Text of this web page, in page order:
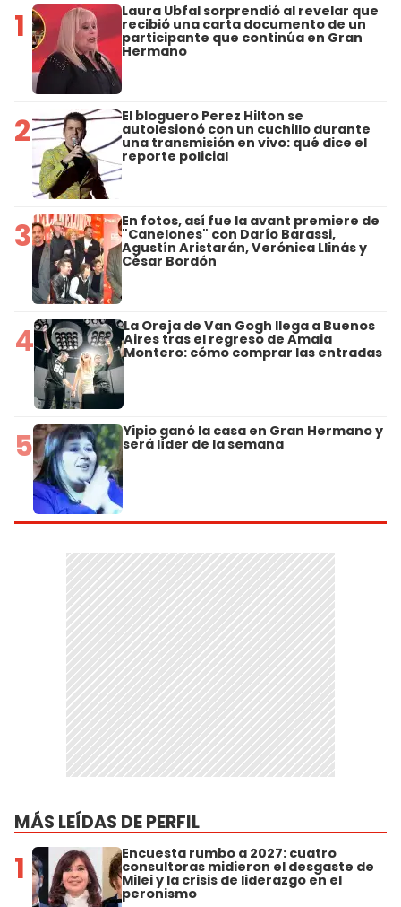
1 Laura Ubfal sorprendió al revelar que
recibió una carta documento de un
participante que continúa en Gran
Hermano
2 El bloguero Perez Hilton se
autolesionó con un cuchillo durante
una transmisión en vivo: qué dice el
reporte policial
3 En fotos, así fue la avant premiere de
"Canelones" con Darío Barassi,
Agustín Aristarán, Verónica Llinás y
César Bordón
4 La Oreja de Van Gogh llega a Buenos
Aires tras el regreso de Amaia
Montero: cómo comprar las entradas
5 Yipio ganó la casa en Gran Hermano y
será líder de la semana
MÁS LEÍDAS DE PERFIL
1 Encuesta rumbo a 2027: cuatro
consultoras midieron el desgaste de
Milei y la crisis de liderazgo en el
peronismo